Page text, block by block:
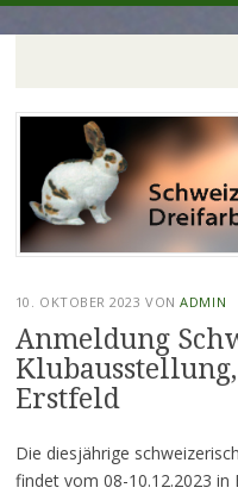
Zum
springen
10. OKTOBER 2023 VONADMIN
Anmeldung
Erstfeld
Die diesjährige
findet vom 08-10.12.2023 in